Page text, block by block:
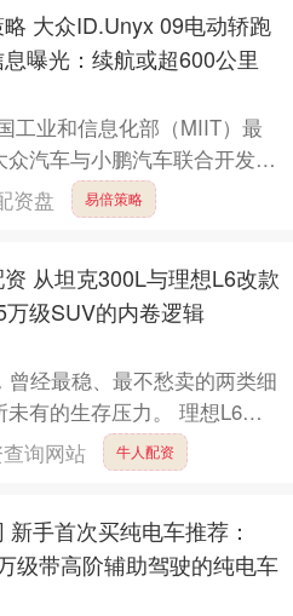
大众ID.Unyx 09电动轿跑
曝光：续航或超600公里
工业和信息化部（MIIT）最
汽车与小鹏汽车联合开发的
——ID.Unyx 09的全貌....
资盘 易倍策略
从坦克300L与理想L6改款
万级SUV的内卷逻辑
经最稳、最不愁卖的两类细
有的生存压力。 理想L6的
的硬派越野五座赛道，过去
询网站 牛人配资
新手首次买纯电车推荐：
级带高阶辅助驾驶的纯电车